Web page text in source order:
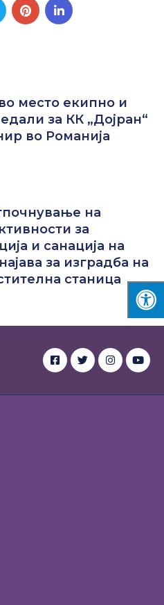
место екипно и
за КК „Дојран“
во Романија
на
за
и санација на
за изградба на
станица